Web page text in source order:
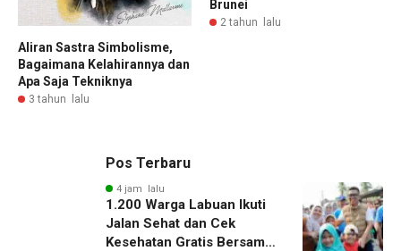
Aliran Sastra Simbolisme,
Bagaimana Kelahirannya dan
Apa Saja Tekniknya
3 tahun lalu
Brunei
2 tahun lalu
Pos Terbaru
4 jam lalu
1.200 Warga Labuan Ikuti
Jalan Sehat dan Cek
Kesehatan Gratis Bersama